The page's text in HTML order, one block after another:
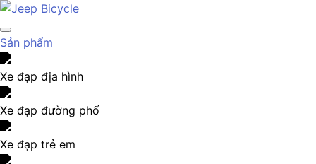
Sản phẩm
Xe đạp địa hình
Xe đạp đường phố
Xe đạp trẻ em